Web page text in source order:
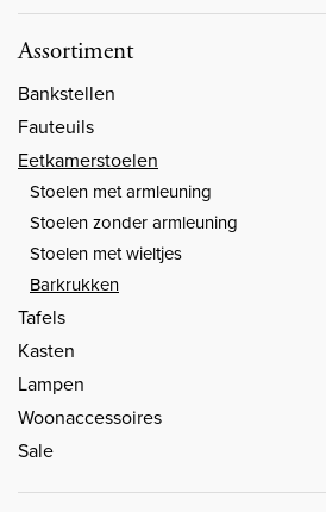
Assortiment
Bankstellen
Fauteuils
Eetkamerstoelen
Stoelen met armleuning
Stoelen zonder armleuning
Stoelen met wieltjes
Barkrukken
Tafels
Kasten
Lampen
Woonaccessoires
Sale